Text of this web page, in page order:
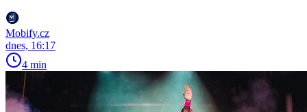
Mobify.cz
dnes, 16:17
4 min